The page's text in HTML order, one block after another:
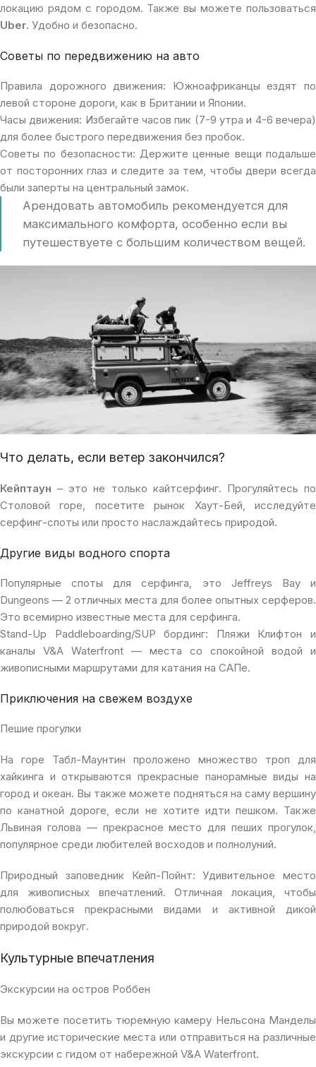
локацию рядом с городом. Также вы можете пользоваться
Uber. Удобно и безопасно.
Советы по передвижению на авто
Правила дорожного движения: Южноафриканцы ездят по
левой стороне дороги, как в Британии и Японии.
Часы движения: Избегайте часов пик (7-9 утра и 4-6 вечера)
для более быстрого передвижения без пробок.
Советы по безопасности: Держите ценные вещи подальше
от посторонних глаз и следите за тем, чтобы двери всегда
были заперты на центральный замок.
Арендовать автомобиль рекомендуется для
максимального комфорта, особенно если вы
путешествуете с большим количеством вещей.
Что делать, если ветер закончился?
Кейптаун – это не только кайтсерфинг. Прогуляйтесь по
Столовой горе, посетите рынок Хаут-Бей, исследуйте
серфинг-споты или просто наслаждайтесь природой.
Другие виды водного спорта
Популярные споты для серфинга, это Jeffreys Bay и
Dungeons — 2 отличных места для более опытных серферов.
Это всемирно известные места для серфинга.
Stand-Up Paddleboarding/SUP бординг: Пляжи Клифтон и
каналы V&A Waterfront — места со спокойной водой и
живописными маршрутами для катания на САПе.
Приключения на свежем воздухе
Пешие прогулки
На горе Табл-Маунтин проложено множество троп для
хайкинга и открываются прекрасные панорамные виды на
город и океан. Вы также можете подняться на саму вершину
по канатной дороге, если не хотите идти пешком. Также
Львиная голова — прекрасное место для пеших прогулок,
популярное среди любителей восходов и полнолуний.
Природный заповедник Кейп-Пойнт: Удивительное место
для живописных впечатлений. Отличная локация, чтобы
полюбоваться прекрасными видами и активной дикой
природой вокруг.
Культурные впечатления
Экскурсии на остров Роббен
Вы можете посетить тюремную камеру Нельсона Манделы
и другие исторические места или отправиться на различные
экскурсии с гидом от набережной V&A Waterfront.